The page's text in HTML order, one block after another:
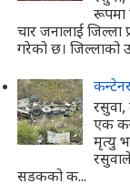
रूपमा
चार जनालाई जिल्ला
गरेको छ। जिल्लाको
रसुवा,
एक
मृत्यु
सडकको क...